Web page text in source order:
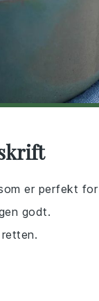
er perfekt
godt.